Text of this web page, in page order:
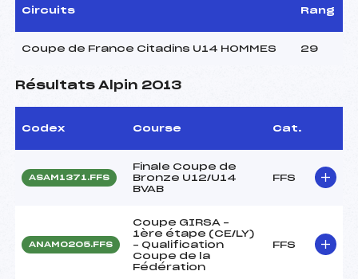
Circuits Rang
Coupe de France Citadins U14 HOMMES 29
Résultats Alpin 2013
Codex Course Cat.
ASAM1371.FFS
Finale Coupe de
Bronze U12/U14
BVAB
FFS
ANAM0205.FFS
Coupe GIRSA –
1ère étape (CE/LY)
– Qualification
Coupe de la
Fédération
FFS